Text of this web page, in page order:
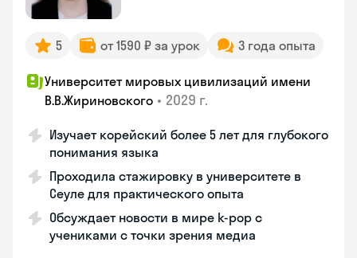
5 от 1590 ₽ за урок 3 года опыта
Университет мировых цивилизаций имени
В.В.Жириновского • 2029 г.
Изучает корейский более 5 лет для глубокого
понимания языка
Проходила стажировку в университете в
Сеуле для практического опыта
Обсуждает новости в мире k-pop с
учениками с точки зрения медиа